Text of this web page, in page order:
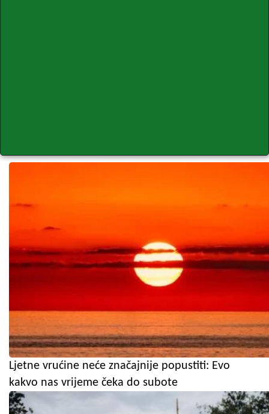
Ljetne vrućine neće značajnije popustiti: Evo
kakvo nas vrijeme čeka do subote